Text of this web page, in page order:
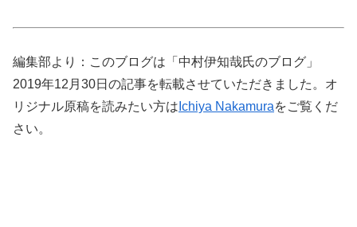
編集部より：このブログは「中村伊知哉氏のブログ」
2019年12月30日の記事を転載させていただきました。オ
リジナル原稿を読みたい方は Ichiya Nakamuraをご覧くだ
さい。